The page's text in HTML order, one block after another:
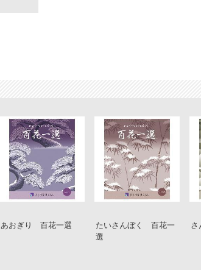
あおぎり 百花一選
たいさんぼく 百花一
選